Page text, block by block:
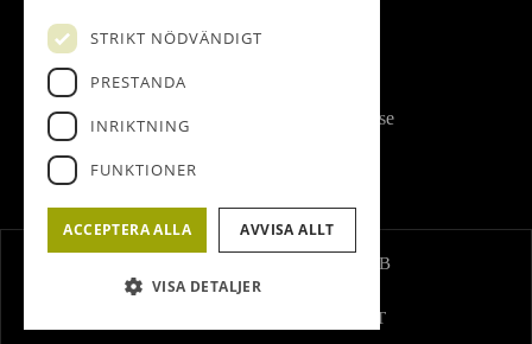
842 96 Lofsdalen
E-post:
info@lofsdalenfastighet.se
© Lofsdalens Fastighetsbyrå AB
Administration
Hemsidan levereras av Kust IT
STRIKT NÖDVÄNDIGT
PRESTANDA
INRIKTNING
FUNKTIONER
ACCEPTERA ALLA AVVISA ALLT
VISA DETALJER